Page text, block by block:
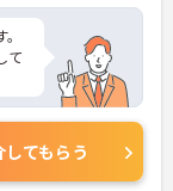
て
ら
してもらう